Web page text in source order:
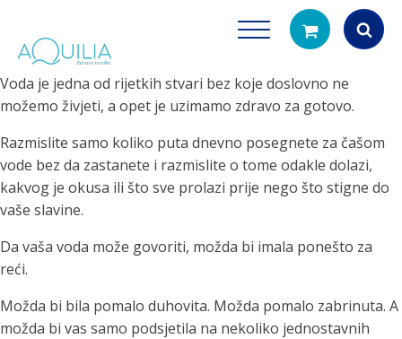
search
Voda je jedna od rijetkih stvari bez koje doslovno ne
možemo živjeti, a opet je uzimamo zdravo za gotovo.
Razmislite samo koliko puta dnevno posegnete za čašom
vode bez da zastanete i razmislite o tome odakle dolazi,
kakvog je okusa ili što sve prolazi prije nego što stigne do
vaše slavine.
Da vaša voda može govoriti, možda bi imala ponešto za
reći.
Možda bi bila pomalo duhovita. Možda pomalo zabrinuta. A
možda bi vas samo podsjetila na nekoliko jednostavnih
filtriranje vode za tuširanje
Potpuno prijenosno
čistu vodu za